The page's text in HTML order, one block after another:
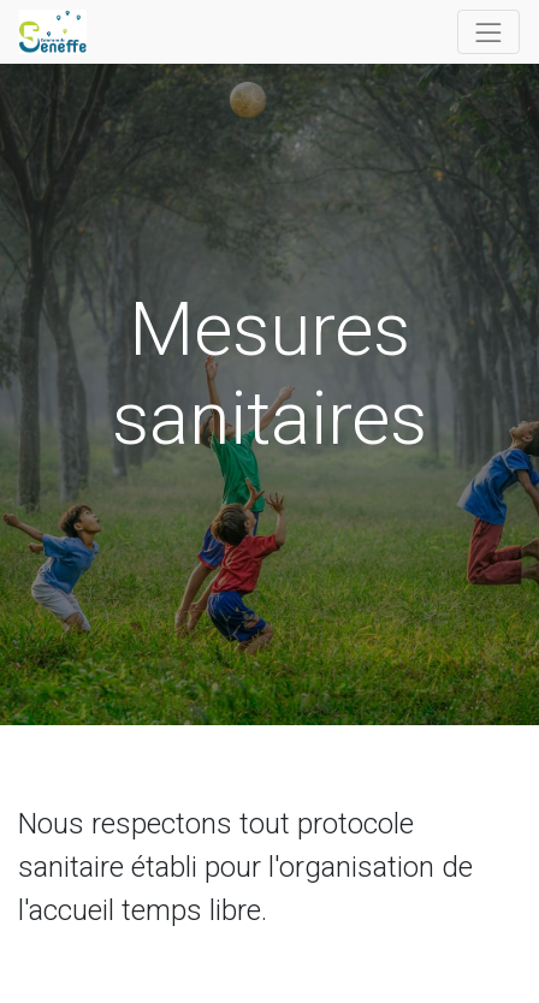
Mesures
sanitaires
Nous respectons tout protocole
sanitaire établi pour l'organisation de
l'accueil temps libre.